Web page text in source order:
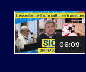
06:09